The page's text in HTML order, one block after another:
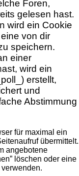
Foren,
gelesen hast.
wird ein Cookie
von dir
speichern.
einer
wird ein
erstellt,
und
Abstimmung
für maximal ein
übermittelt.
angebotene
löschen oder eine